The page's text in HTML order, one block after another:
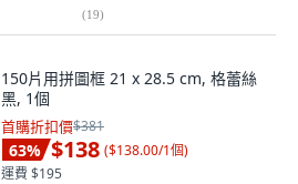
(19)
150片用拼圖框 21 x 28.5 cm, 格蕾絲
黑, 1個
首購折扣價$381
63% $138 ($138.00/1個)
運費 $195